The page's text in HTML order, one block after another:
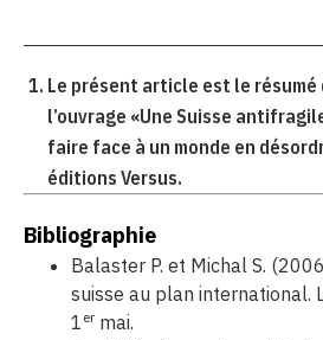
Le présent article est le résumé
l’ouvrage «Une Suisse
faire face à un monde en
éditions Versus.
Bibliographie
Balaster P. et Michal S.
suisse au plan international.
1 ermai.